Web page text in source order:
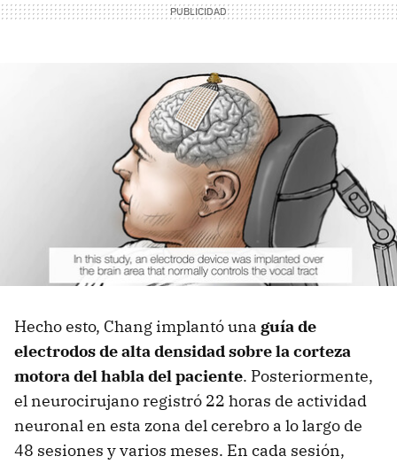
Hecho esto, Chang implantó una guía de
electrodos de alta densidad sobre la corteza
motora del habla del paciente. Posteriormente,
el neurocirujano registró 22 horas de actividad
neuronal en esta zona del cerebro a lo largo de
48 sesiones y varios meses. En cada sesión,